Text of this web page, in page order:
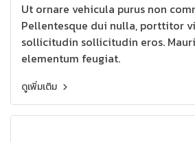
Ut ornare vehicula purus non
Pellentesque dui nulla, porttitor
sollicitudin sollicitudin eros.
elementum feugiat.
ดูเพิ่มเติม